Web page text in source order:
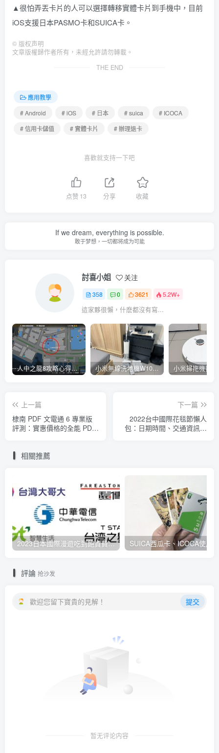
▲很怕弄丟卡片的人可以選擇轉移實體卡片到手機中，目前
iOS支援日本PASMO卡和SUICA卡。
© 版权声明
文章版權歸作者所有，未經允許請勿轉載。
THE END
應用教學
# Android
# iOS # 日本 # suica
# ICOCA
# 信用卡儲值
# 實體卡片 # 辦理退卡
喜歡就支持一下吧
点赞 13 分享 收藏
If we dream, everything is possible.
敢于梦想，一切都将成为可能
討喜小姐 关注
358 0 3621 5.2W+
這家夥很懶，什麽都沒有寫...
人中之龍8攻略心得：大海原證照學校21張證照必勝法 全考題200題答案整理 小米無線洗地機W10 Pro開箱評測心得：吸塵拖地清洗3合1、90度可調式機身、續航力35分鐘、售價15995元
上一篇
棣南 PDF 文電通 6 專業版
評測：實惠價格的全能 PDF
下一篇
2022台中國際花毯節懶人
包：日期時間、交通資訊接
相關推薦
2023日本國際漫遊吃到飽資費懶人包：中華電信、遠傳電信、台灣大哥大、台灣之星、亞太電信
評論 抢沙发
歡迎您留下寶貴的見解！ 提交
暂无评论内容